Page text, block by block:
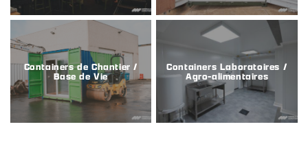
Containers de Chantier /
Base de Vie
Containers Laboratoires /
Agro-alimentaires